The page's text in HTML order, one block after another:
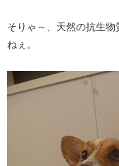
そりゃ～、天然の抗生
ねぇ。